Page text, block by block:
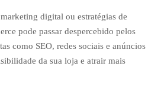
digital ou estratégias de
pode passar despercebido pelos
como SEO, redes sociais e anúncios
da sua loja e atrair mais